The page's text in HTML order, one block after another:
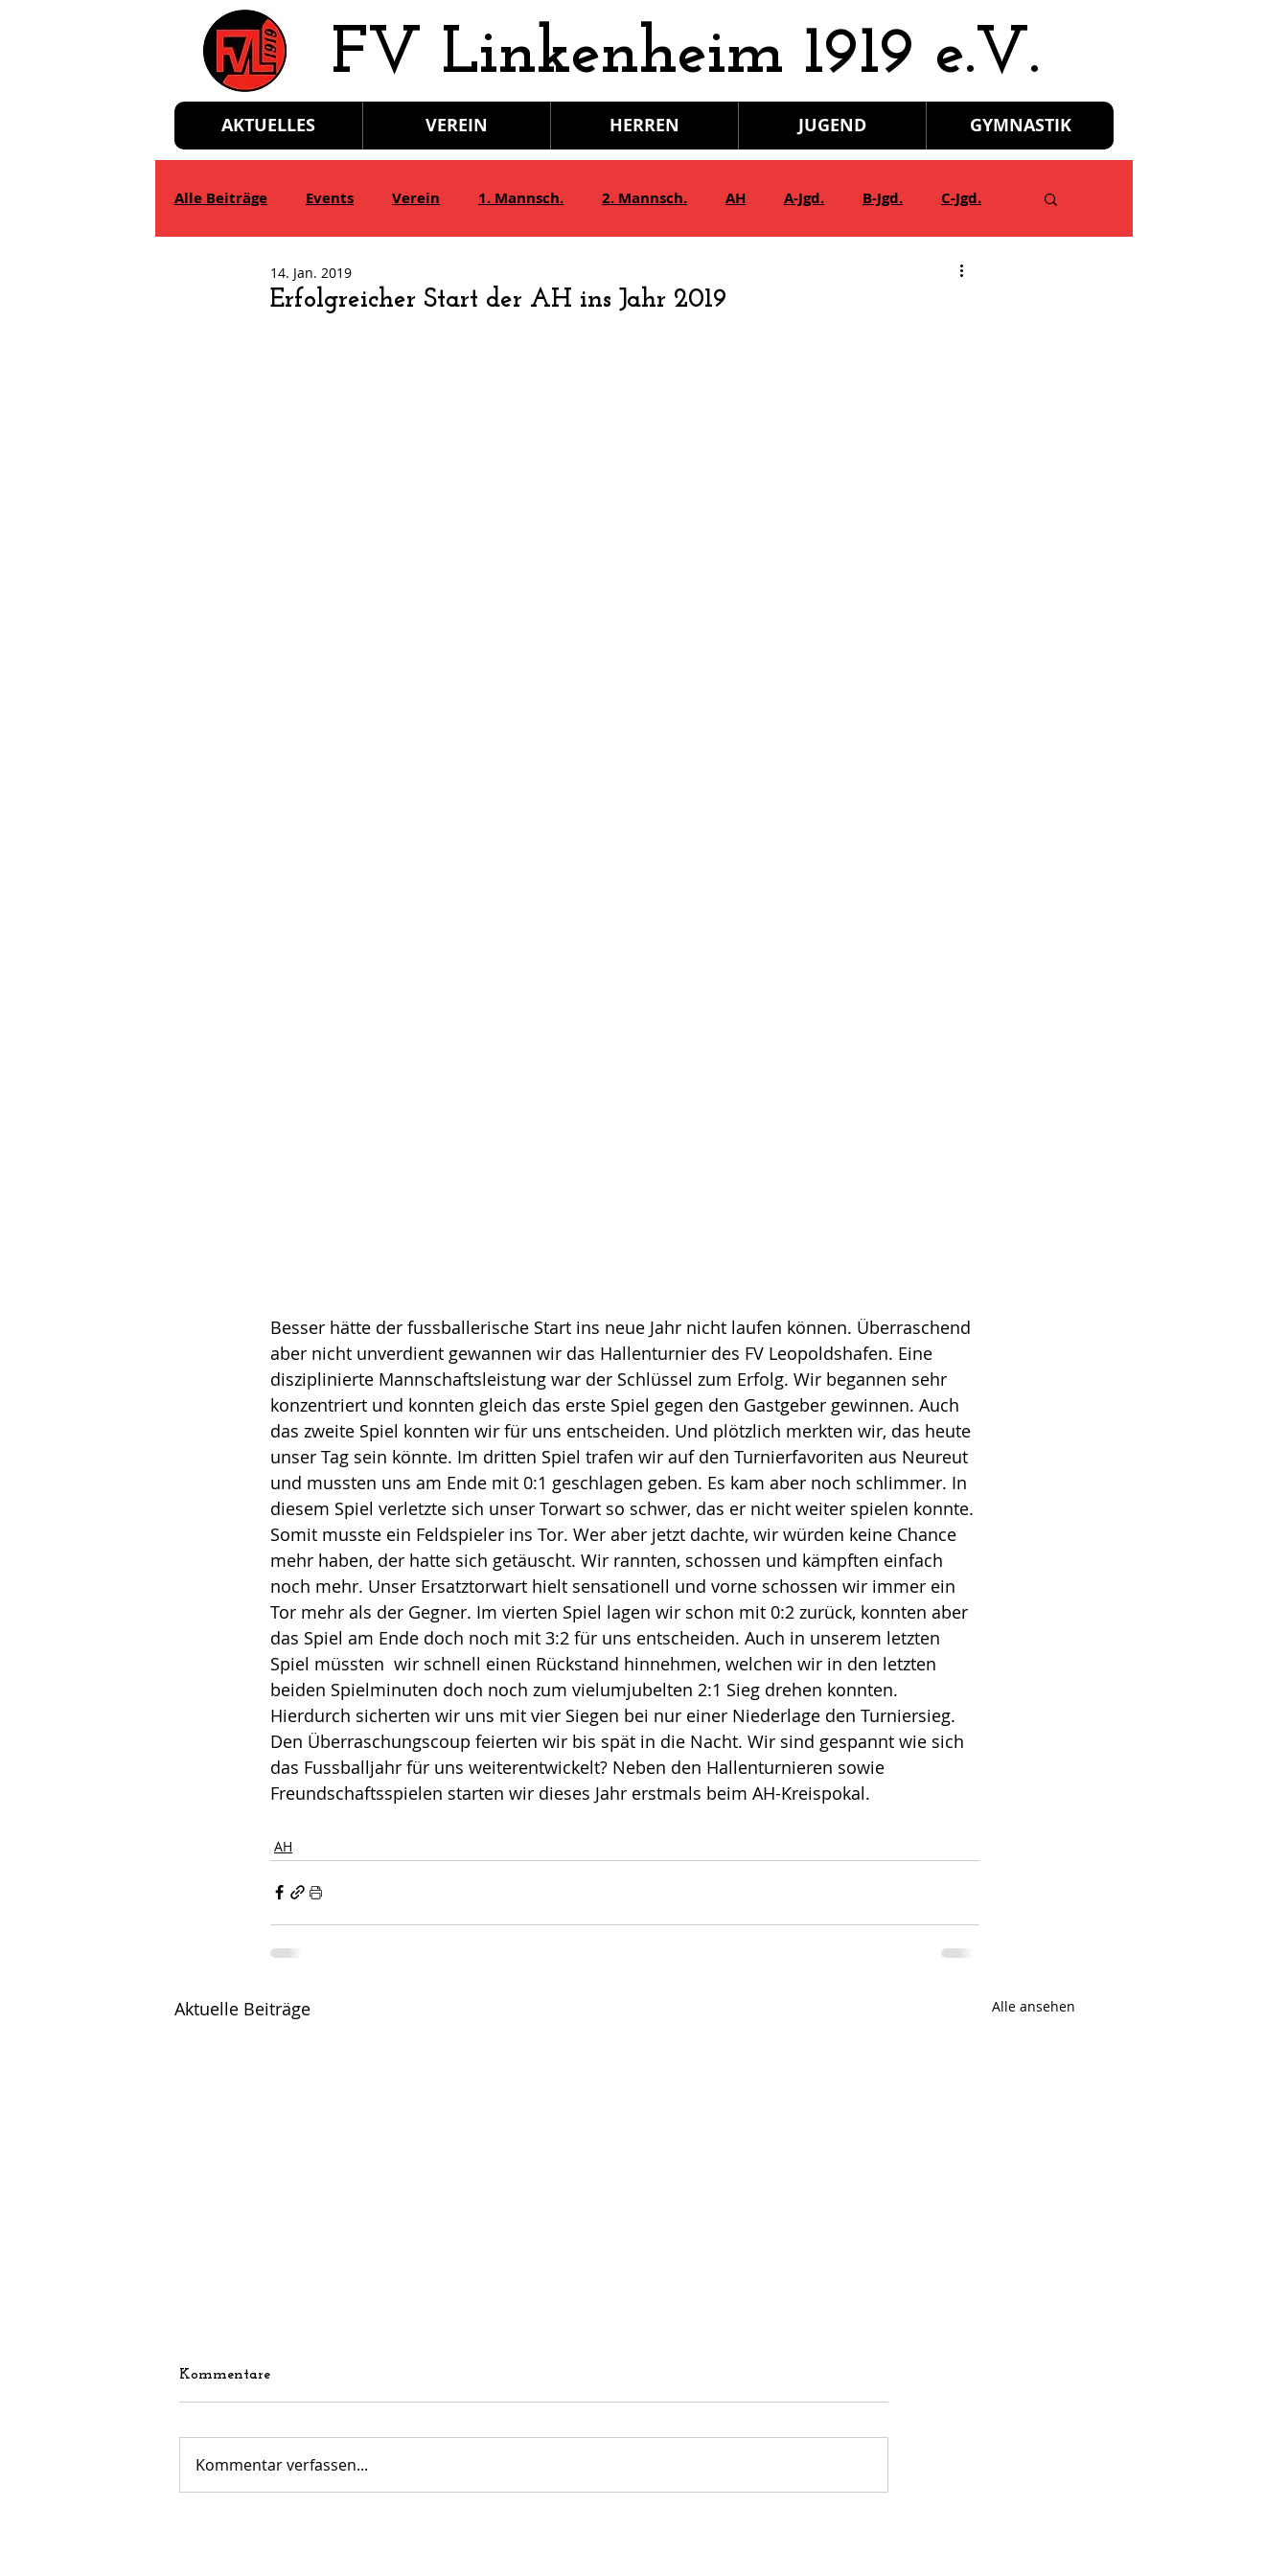
​FV Linkenheim 1919 e.V.
AKTUELLES VEREIN HERREN JUGEND GYMNASTIK
Alle Beiträge Events Verein 1. Mannsch. 2. Mannsch. AH A-Jgd. B-Jgd. C-Jgd.
E-Jgd.
Erfolgreicher Start der AH ins Jahr 2019
14. Jan. 2019
Besser hätte der fussballerische Start ins neue Jahr nicht laufen können. Überraschend
aber nicht unverdient gewannen wir das Hallenturnier des FV Leopoldshafen. Eine
disziplinierte Mannschaftsleistung war der Schlüssel zum Erfolg. Wir begannen sehr
konzentriert und konnten gleich das erste Spiel gegen den Gastgeber gewinnen. Auch
das zweite Spiel konnten wir für uns entscheiden. Und plötzlich merkten wir, das heute
unser Tag sein könnte. Im dritten Spiel trafen wir auf den Turnierfavoriten aus Neureut
und mussten uns am Ende mit 0:1 geschlagen geben. Es kam aber noch schlimmer. In
diesem Spiel verletzte sich unser Torwart so schwer, das er nicht weiter spielen konnte.
Somit musste ein Feldspieler ins Tor. Wer aber jetzt dachte, wir würden keine Chance
mehr haben, der hatte sich getäuscht. Wir rannten, schossen und kämpften einfach
noch mehr. Unser Ersatztorwart hielt sensationell und vorne schossen wir immer ein
Tor mehr als der Gegner. Im vierten Spiel lagen wir schon mit 0:2 zurück, konnten aber
das Spiel am Ende doch noch mit 3:2 für uns entscheiden. Auch in unserem letzten
Spiel müssten  wir schnell einen Rückstand hinnehmen, welchen wir in den letzten
beiden Spielminuten doch noch zum vielumjubelten 2:1 Sieg drehen konnten.
Hierdurch sicherten wir uns mit vier Siegen bei nur einer Niederlage den Turniersieg.
Den Überraschungscoup feierten wir bis spät in die Nacht. Wir sind gespannt wie sich
das Fussballjahr für uns weiterentwickelt? Neben den Hallenturnieren sowie
Freundschaftsspielen starten wir dieses Jahr erstmals beim AH-Kreispokal.
AH
Aktuelle Beiträge Alle ansehen
Kommentare
Kommentar verfassen...